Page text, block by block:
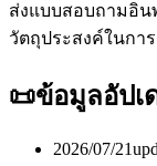
ส่งแบบสอบถามอิน
วัตถุประสงค์ในกา
📜ข้อมูลอัปเ
2026/07/21